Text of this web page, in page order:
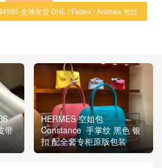
全球发货 DHL / Fedex / Aramex 包过
带
HERMES 空姐包
Constance 手掌纹 黑色 银
扣 配全套专柜原版包装